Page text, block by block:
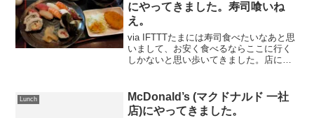
にやってきました。寿司喰いね
え。
via IFTTTたまには寿司食べたいなあと思
いまして、お安く食べるならここに行く
しかないと思い歩いてきました。店に入
くてよく解らないんですが、まあ寿司定
食をいただきま...
Lunch
McDonald’s (マクドナルド 一社
店)にやってきました。